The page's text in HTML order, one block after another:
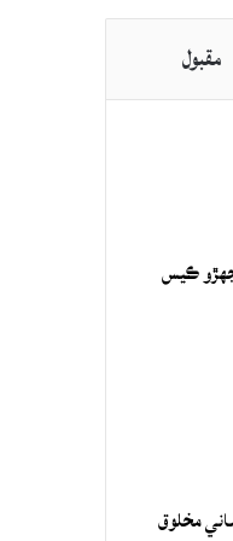
مقبول
ڪيس
مخلوق